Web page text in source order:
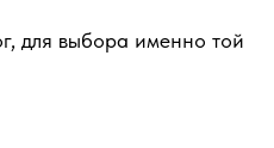
для выбора именно той